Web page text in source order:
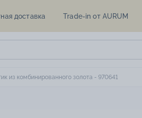
доставка Trade-in от AURUM
из комбинированного золота - 970641